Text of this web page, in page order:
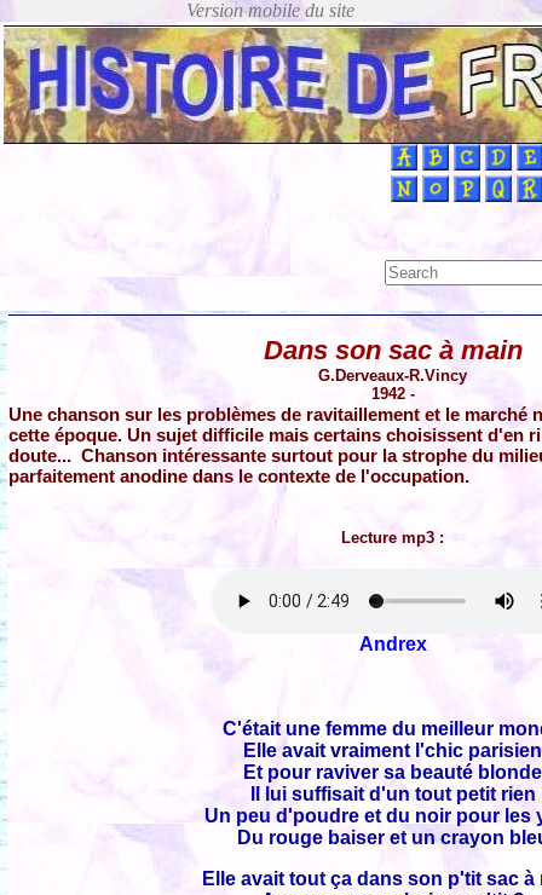
Dans son sac à main
G.Derveaux-R.Vincy
1942 -
Une chanson sur les problèmes de ravitaillement et le marché
cette époque. Un sujet difficile mais certains choisissent d'en
doute... Chanson intéressante surtout pour la strophe du
parfaitement anodine dans le contexte de l'occupation.
Lecture mp3 :
Andrex
C'était une femme du meilleur
Elle avait vraiment l'chic parisien
Et pour raviver sa beauté blonde
Il lui suffisait d'un tout petit rien
Un peu d'poudre et du noir pour les
Du rouge baiser et un crayon
Elle avait tout ça dans son p'tit sac à